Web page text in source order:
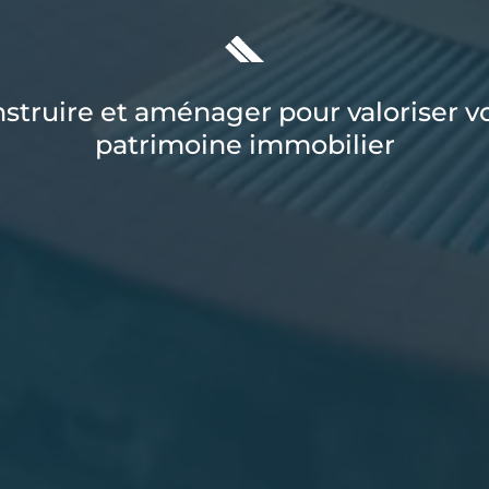
et aménager pour valoriser
patrimoine immobilier